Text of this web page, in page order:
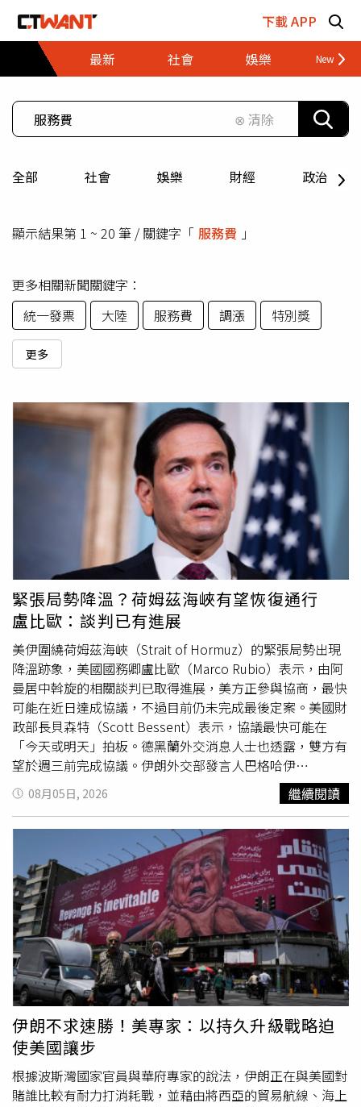
下載 APP
最新
社會 娛樂 財經
⊗ 清除
全部 社會 娛樂 財經 政治
顯示結果第 1 ~ 20 筆 / 關鍵字「 服務費 」
更多相關新聞關鍵字：
統一發票
大陸 服務費 調漲 特別獎
更多
緊張局勢降溫？荷姆茲海峽有望恢復通行
盧比歐：談判已有進展
美伊圍繞荷姆茲海峽（Strait of Hormuz）的緊張局勢出現
降溫跡象，美國國務卿盧比歐（Marco Rubio）表示，由阿
曼居中斡旋的相關談判已取得進展，美方正參與協商，最快
可能在近日達成協議，不過目前仍未完成最後定案。美國財
政部長貝森特（Scott Bessent）表示，協議最快可能在
「今天或明天」拍板。德黑蘭外交消息人士也透露，雙方有
望於週三前完成協議。伊朗外交部發言人巴格哈伊
（Esmaeil Baghaei）則提到，伊朗與阿曼的談判持續朝正
面方向發展，主要討論如何建立安全的船舶進出航道，以恢
復荷姆茲海峽的商業航運。荷姆茲海峽是全球重要能源運輸
要道，也是近期美伊談判最關鍵的爭議之一。美方表示，目
前海峽仍維持開放，但希望透過短期協議提高船舶通行安
全，後續再推動更廣泛的談判，包括伊朗非核化等議題。伊
朗方面說明對於海峽重新開放機制、海事服務費 及安全安排
等細節仍存在分歧。除了荷姆茲海峽談判外，中東各地外交
斡旋也同步展開。卡達元首塔米姆（Sheikh Tamim bin
Hamad Al Thani）與美國總統川普（Donald Trump）通
話，討論美伊降溫事宜；巴基斯坦邀請伊朗外交部長阿拉奇
（Abbas Araghchi）赴伊斯蘭瑪巴德會談，希望協助推動協
商。不過，區域安全局勢依舊動盪，以色列與黎巴嫩目前正
在羅馬舉行新一輪由美國斡旋的談判，重點包括真主黨
（Hezbollah）解除武裝、以軍重新部署及恢復黎巴嫩政府
對邊境地區的控制權，但雙方仍存在重大歧見。另一方面，
印度一艘貨輪4日在葉門附近海域遭不明飛行物擊中後沉
08月05日, 2026 繼續閱讀
伊朗不求速勝！美專家：以持久升級戰略迫
使美國讓步
根據波斯灣國家官員與華府專家的說法，伊朗正在與美國對
賭誰比較有耐力打消耗戰，並藉由將西亞的貿易航線、海上